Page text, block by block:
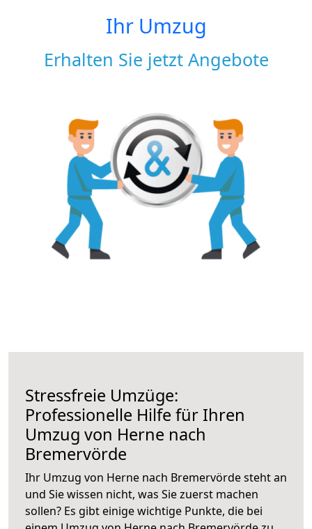
Ihr Umzug
Erhalten Sie jetzt Angebote
Stressfreie Umzüge:
Professionelle Hilfe für Ihren
Umzug von Herne nach
Bremervörde
Ihr Umzug von Herne nach Bremervörde steht an
und Sie wissen nicht, was Sie zuerst machen
sollen? Es gibt einige wichtige Punkte, die bei